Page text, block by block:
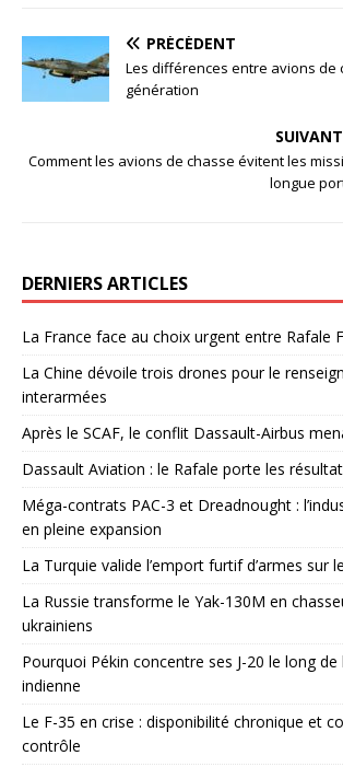
PRÉCÉDENT
Les différences entre avions de
génération
SUIVANT
Comment les avions de chasse évitent les
longue
DERNIERS ARTICLES
La France face au choix urgent entre Rafale
La Chine dévoile trois drones pour le
interarmées
Après le SCAF, le conflit Dassault-Airbus
Dassault Aviation : le Rafale porte les
Méga-contrats PAC-3 et Dreadnought :
en pleine expansion
La Turquie valide l’emport furtif d’armes sur
La Russie transforme le Yak-130M en
ukrainiens
Pourquoi Pékin concentre ses J-20 le long
indienne
Le F-35 en crise : disponibilité chronique et
contrôle